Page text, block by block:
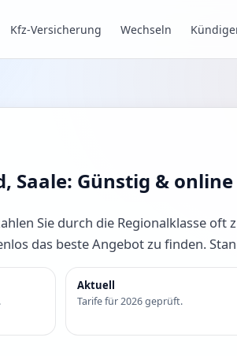
Kfz-Versicherung Wechseln
Saale: Günstig &
Sie durch die Regionalklasse oft
das beste Angebot zu finden.
Aktuell
Tarife für 2026 geprüft.